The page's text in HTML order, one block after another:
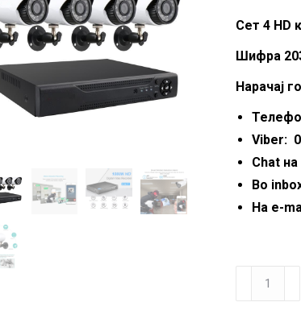
Сет 4 HD
Шифра
Нарачај
Viber:
Chat
Во
На e-